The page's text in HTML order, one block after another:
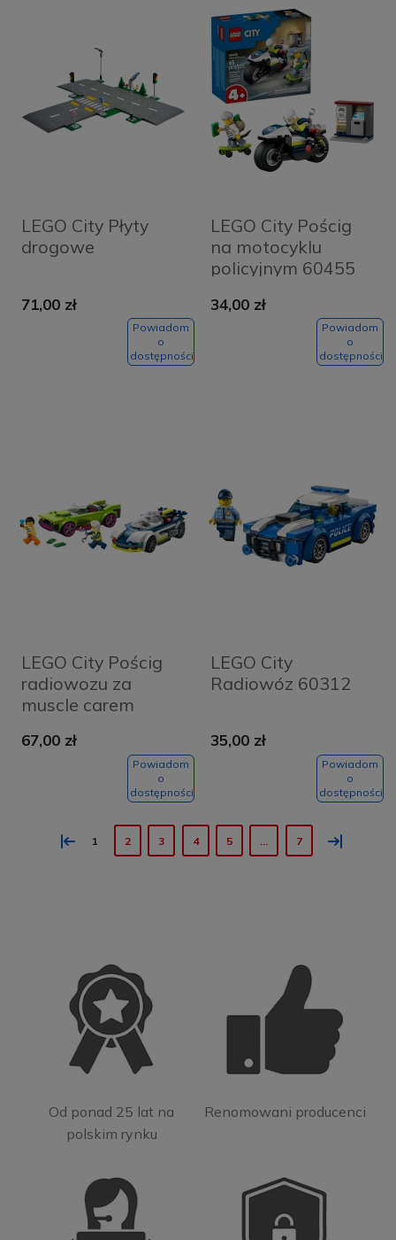
LEGO City Płyty
drogowe
71,00 zł
Powiadom
o
dostępności
LEGO City Pościg
na motocyklu
policyjnym 60455
34,00 zł
Powiadom
o
dostępności
LEGO City Pościg
radiowozu za
muscle carem
67,00 zł
Powiadom
o
dostępności
LEGO City
Radiowóz 60312
35,00 zł
Powiadom
o
dostępności
« 1 2 3 4 5 7 »
Od ponad 25 lat na
polskim rynku
Renomowani producenci